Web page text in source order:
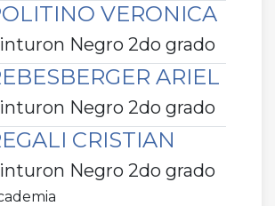
VERONICA
Negro 2do grado
ARIEL
Negro 2do grado
CRISTIAN
Negro 2do grado